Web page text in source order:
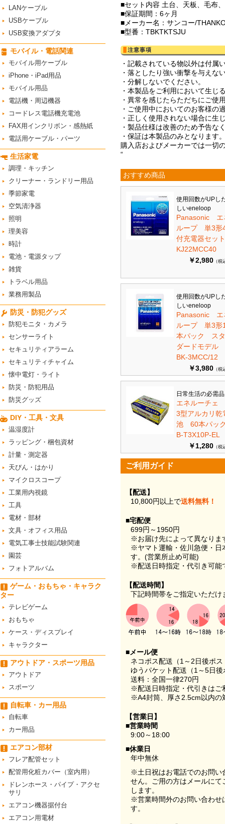
LANケーブル
USBケーブル
USB変換アダプタ
モバイル・電話関連
モバイル用ケーブル
iPhone・iPad用品
モバイル用品
電話機・周辺機器
コードレス電話機充電池
FAX用インクリボン・感熱紙
電話用ケーブル・パーツ
生活家電
調理・キッチン
クリーナー・ランドリー用品
季節家電
空気清浄器
照明
理美容
時計
電池・電源タップ
雑貨
トラベル用品
業務用製品
防災・防犯グッズ
防犯モニタ・カメラ
センサーライト
セキュリティアラーム
セキュリティチャイム
懐中電灯・ライト
防災・防犯用品
防災グッズ
DIY・工具・文具
温湿度計
ラッピング・梱包資材
計量・測定器
天びん・はかり
マイクロスコープ
工業用内視鏡
工具
電材・部材
文具・オフィス用品
電気工事士技能試験関連
園芸
フォトアルバム
ゲーム・おもちゃ・キャラク
ター
テレビゲーム
おもちゃ
ケース・ディスプレイ
キャラクター
アウトドア・スポーツ用品
アウトドア
スポーツ
自転車・カー用品
自転車
カー用品
エアコン部材
フレア配管セット
配管用化粧カバー（室内用）
ドレンホース・パイプ・アクセ
サリ
エアコン機器据付台
エアコン用電材
■セット内容 土台、天板、毛布
■保証期間：6ヶ月
■メーカー名：サンコー/
■型番：TBKTKTSJU
・記載されている物以外は付属
・落としたり強い衝撃を与えな
・分解しないでください。
・本製品をご利用において生じ
・異常を感じたらただちにご使
・ご使用中においてのお客様の
・正しく使用されない場合に生
・製品仕様は改善のため予告な
・保証は本製品のみとなります
購入店およびメーカーでは一切
“
おすすめ商品
使用回数がUPし
しいeneloop
Panasonic エ
ループ 単3形
付充電器セッ
KJ22MCC40
￥2,980 （税
使用回数がUPし
しいeneloop
Panasonic エ
ループ 単3形
本パック ス
ダードモデル
BK-3MCC/12
￥3,980 （税
日常生活の必需
エネルーチェ
3型アルカリ乾
池 60本パ
B-T3X10P-EL
￥1,280 （税
ご利用ガイド
【配送】
10,800円以上で送料無料！
■宅配便
699円～1950円
※お届け先によって異なりま
※ヤマト運輸・佐川急便・日
す。(営業所止め可能)
※配送日時指定・代引き可能
【配送時間】
下記時間帯をご指定いただけ
■メール便
ネコポス配送（1～2日後ポ
ゆうパケット配送（1～5日
送料：全国一律270円
※配送日時指定・代引きはご
※A4封筒、厚さ2.5cm以内の
【営業日】
■営業時間
9:00～18:00
■休業日
年中無休
※土日祝はお電話でのお問い
せん。ご用の方はメールに
します。
※営業時間外のお問い合わせ
す。